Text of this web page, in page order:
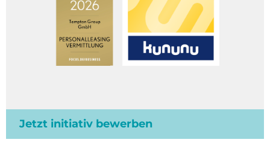
Jetzt initiativ bewerben